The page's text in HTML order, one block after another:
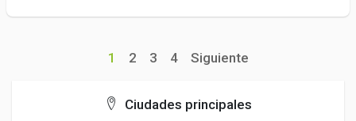
1 2 3 4 Siguiente
Ciudades principales